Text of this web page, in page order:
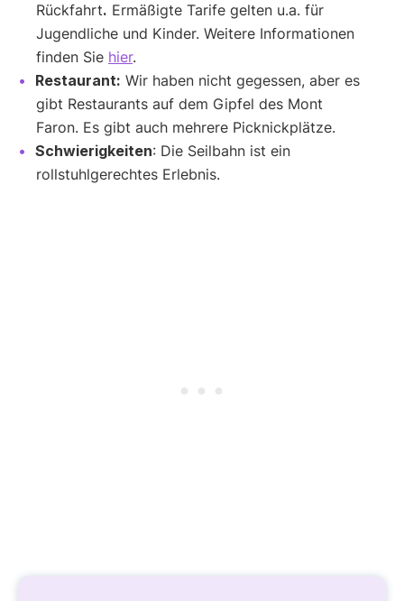
Rückfahrt. Ermäßigte Tarife gelten u.a. für
Jugendliche und Kinder. Weitere Informationen
finden Sie hier.
Restaurant: Wir haben nicht gegessen, aber es
gibt Restaurants auf dem Gipfel des Mont
Faron. Es gibt auch mehrere Picknickplätze.
Schwierigkeiten: Die Seilbahn ist ein
rollstuhlgerechtes Erlebnis.